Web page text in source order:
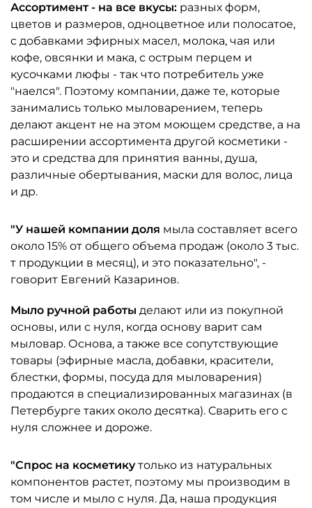
Ассортимент - на все вкусы: разных форм,
цветов и размеров, одноцветное или полосатое,
c добавками эфирных масел, молока, чая или
кофе, овсянки и мака, с острым перцем и
кусочками люфы - так что потребитель уже
"наелся". Поэтому компании, даже те, которые
занимались только мыловарением, теперь
делают акцент не на этом моющем средстве, а на
расширении ассортимента другой косметики -
это и средства для принятия ванны, душа,
различные обертывания, маски для волос, лица
и др.
"У нашей компании доля мыла составляет всего
около 15% от общего объема продаж (около 3 тыс.
т продукции в месяц), и это показательно", -
говорит Евгений Казаринов.
Мыло ручной работы делают или из покупной
основы, или с нуля, когда основу варит сам
мыловар. Основа, а также все сопутствующие
товары (эфирные масла, добавки, красители,
блестки, формы, посуда для мыловарения)
продаются в специализированных магазинах (в
Петербурге таких около десятка). Сварить его с
нуля сложнее и дороже.
"Спрос на косметикутолько из натуральных
компонентов растет, поэтому мы производим в
том числе и мыло с нуля. Да, наша продукция